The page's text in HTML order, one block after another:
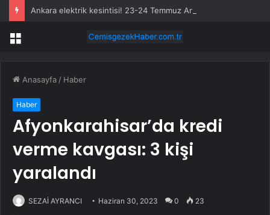
Menü
Anasayfa / Haber
Haber
Afyonkarahisar’da kredi
verme kavgası: 3 kişi
yaralandı
SEZAİ AYRANCI Haziran 30, 2023 0 23